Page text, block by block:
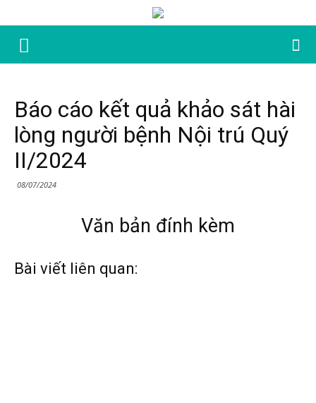
Báo cáo kết quả khảo sát hài
lòng người bệnh Nội trú Quý
II/2024
08/07/2024
Văn bản đính kèm
Bài viết liên quan: